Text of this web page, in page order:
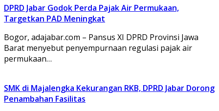
DPRD Jabar Godok Perda Pajak Air Permukaan,
Targetkan PAD Meningkat
Bogor, adajabar.com – Pansus XI DPRD Provinsi Jawa
Barat menyebut penyempurnaan regulasi pajak air
permukaan…
SMK di Majalengka Kekurangan RKB, DPRD Jabar Dorong
Penambahan Fasilitas